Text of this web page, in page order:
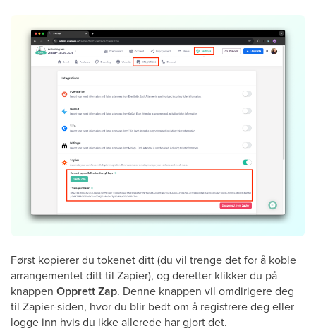
Først kopierer du tokenet ditt (du vil trenge det for å koble
arrangementet ditt til Zapier), og deretter klikker du på
knappen Opprett Zap. Denne knappen vil omdirigere deg
til Zapier-siden, hvor du blir bedt om å registrere deg eller
logge inn hvis du ikke allerede har gjort det.